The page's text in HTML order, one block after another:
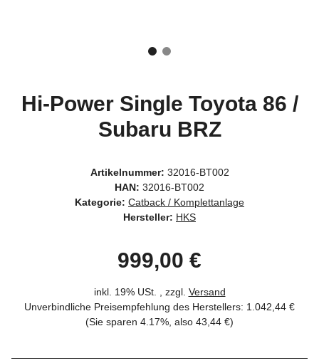
Hi-Power Single Toyota 86 /
Subaru BRZ
Artikelnummer: 32016-BT002
HAN: 32016-BT002
Kategorie: Catback / Komplettanlage
Hersteller: HKS
999,00 €
inkl. 19% USt. , zzgl. Versand
Unverbindliche Preisempfehlung des Herstellers: 1.042,44 €
(Sie sparen 4.17% , also 43,44 €)